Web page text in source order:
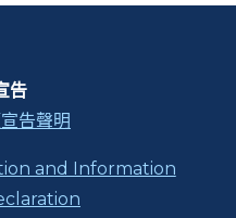
告
告聲明
and Information